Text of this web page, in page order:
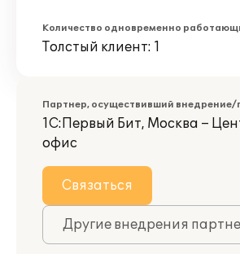
Количество одновременно
Толстый клиент: 1
Партнер, осуществивший внедрение/
1С:Первый Бит, Москва –
офис
Связаться
Другие внедрения